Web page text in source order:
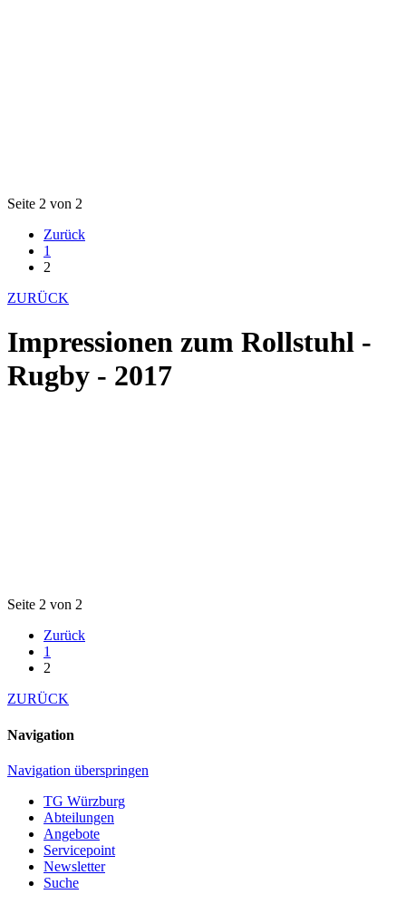
Seite 2 von 2
Zurück
1
2
ZURÜCK
Impressionen zum Rollstuhl -
Rugby - 2017
Seite 2 von 2
Zurück
1
2
ZURÜCK
Navigation
Navigation überspringen
TG Würzburg
Abteilungen
Angebote
Servicepoint
Newsletter
Suche